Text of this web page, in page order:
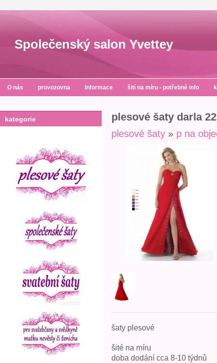
Společenský salon Yvettey
O nás provozovna Informace šití na míru - potřebné info
kategorie plesové šaty darla
plesové šaty » p na
šaty plesové
šité na míru
doba dodání cca 8-10 týdnů